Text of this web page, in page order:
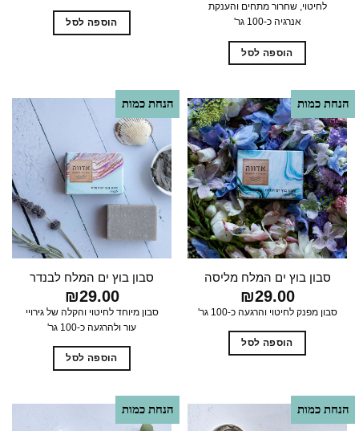
לחיטוי, שחרור מתחים והענקת
אנרגיה כ-100 גר'
הוספה לסל
הוספה לסל
הנחת כמות
סבון בוץ ים המלח מליסה
₪29.00
סבון מפנק לחיטוי והרגעה כ-100 גר'
הוספה לסל
הנחת כמות
סבון בוץ ים המלח לבנדר
₪29.00
סבון מיוחד לחיטוי והקלה של גירויי
עור ולהרגעה כ-100 גר'
הוספה לסל
הנחת כמות הנחת כמות